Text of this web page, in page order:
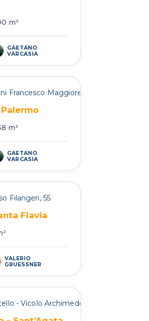
m²
GAETANO
VARCASIA
Francesco Maggiore, 17
m²
GAETANO
VARCASIA
Filangeri, 55
Flavia
VALERIO
GRUESSNER
- Vicolo Archimede Traversa I